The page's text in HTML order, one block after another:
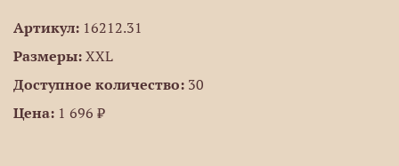
Артикул: 16212.31
Размеры: XXL
Доступное количество: 30
Цена: 1 696 ₽